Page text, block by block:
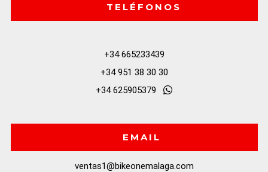
TELÉFONOS
+34 665233439
+34 951 38 30 30
+34 625905379
EMAIL
ventas1@bikeonemalaga.com